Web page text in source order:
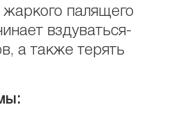
палящего
вздуваться-
а также терять